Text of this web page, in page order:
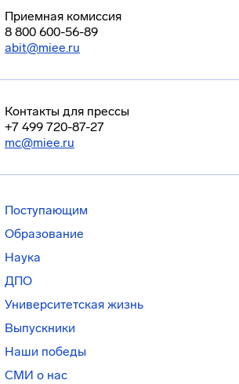
Приемная комиссия
8 800 600-56-89
abit@miee.ru
Контакты для прессы
+7 499 720-87-27
mc@miee.ru
Поступающим
Образование
Наука
ДПО
Университетская жизнь
Выпускники
Наши победы
СМИ о нас